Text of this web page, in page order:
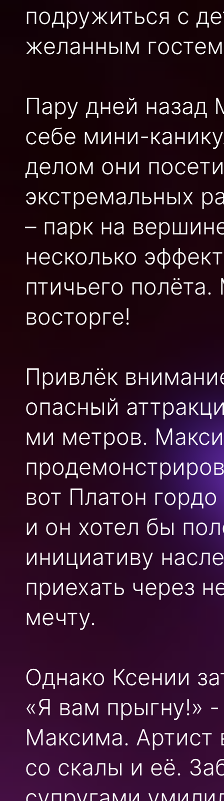
подружиться с
желанным
Пару дней назад
себе мини-
делом они
экстремальных
– парк на
несколько
птичьего
восторге!
Привлёк
опасный
ми метров.
вот Платон
и он хотел бы
инициативу
приехать через
мечту.
Однако Ксении
«Я вам прыгну!»
Максима. Артист
со скалы и её.